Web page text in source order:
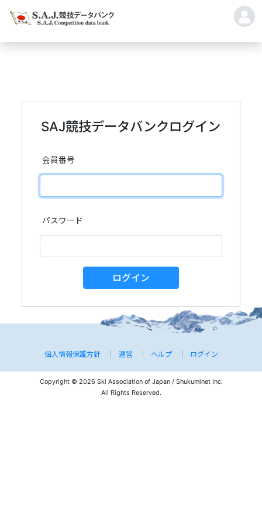
SAJ競技データバンクログイン
会員番号
パスワード
ログイン
個人情報保護方針 運営 ヘルプ ログイン
Copyright © 2026 Ski Association of Japan / Shukuminet Inc.
All Rights Reserved.